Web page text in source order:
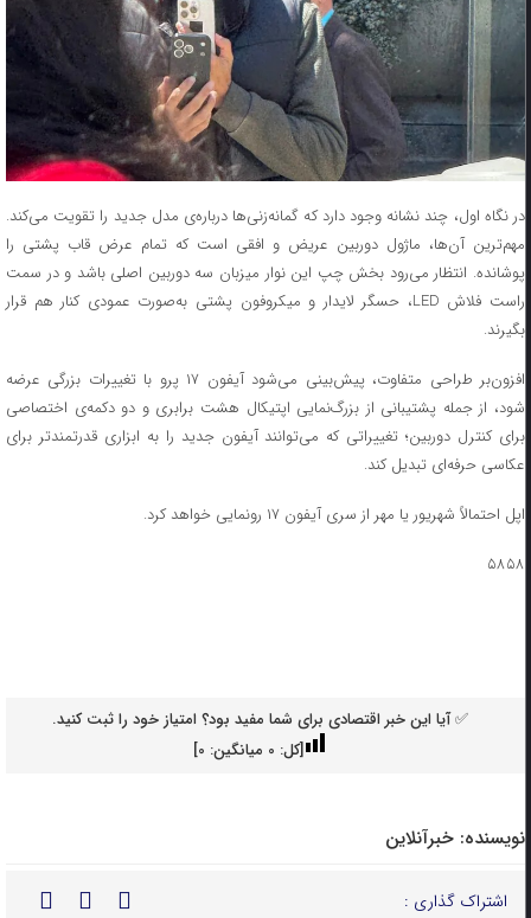
در نگاه اول، چند نشانه وجود دارد که گمانه‌زنی‌ها درباره‌ی مدل جدید را تقویت می‌کند.
مهم‌ترین آن‌ها، ماژول دوربین عریض و افقی است که تمام عرض قاب پشتی را
پوشانده. انتظار می‌رود بخش چپ این نوار میزبان سه دوربین اصلی باشد و در سمت
راست فلاش LED، حسگر لایدار و میکروفون پشتی به‌صورت عمودی کنار هم قرار
بگیرند.
افزون‌بر طراحی متفاوت، پیش‌بینی می‌شود آیفون ۱۷ پرو با تغییرات بزرگی عرضه
شود، از جمله پشتیبانی از بزرگ‌نمایی اپتیکال هشت برابری و دو دکمه‌ی اختصاصی
برای کنترل دوربین؛ تغییراتی که می‌توانند آیفون جدید را به ابزاری قدرتمندتر برای
عکاسی حرفه‌ای تبدیل کند.
اپل احتمالاً شهریور یا مهر از سری آیفون ۱۷ رونمایی خواهد کرد.
۵۸۵۸
✅ آیا این خبر اقتصادی برای شما مفید بود؟ امتیاز خود را ثبت کنید.
[کل: 0میانگین: 0
]
نویسنده: خبرآنلاین
اشتراک گذاری :